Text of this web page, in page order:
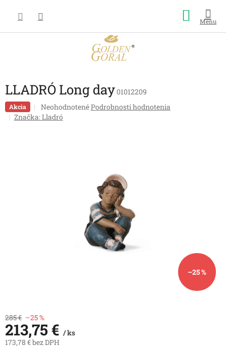
obsah
košík
LLADRÓ Long day01012209
Akcia
Priemerné
hodnotenie
NeohodnotenéPodrobnosti hodnotenia
Značka:Lladró
–25 %
285 € –25 %
213,75 € / ks
173,78 € bez DPH